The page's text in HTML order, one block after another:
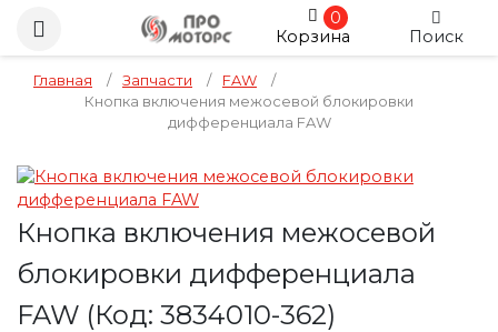
0
Корзина
Поиск
Главная / Запчасти / FAW
/
Кнопка включения межосевой блокировки
дифференциала FAW
Кнопка включения межосевой
блокировки дифференциала
FAW (Код: 3834010-362)